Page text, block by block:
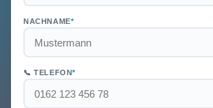
NACHNAME*
📞 TELEFON*